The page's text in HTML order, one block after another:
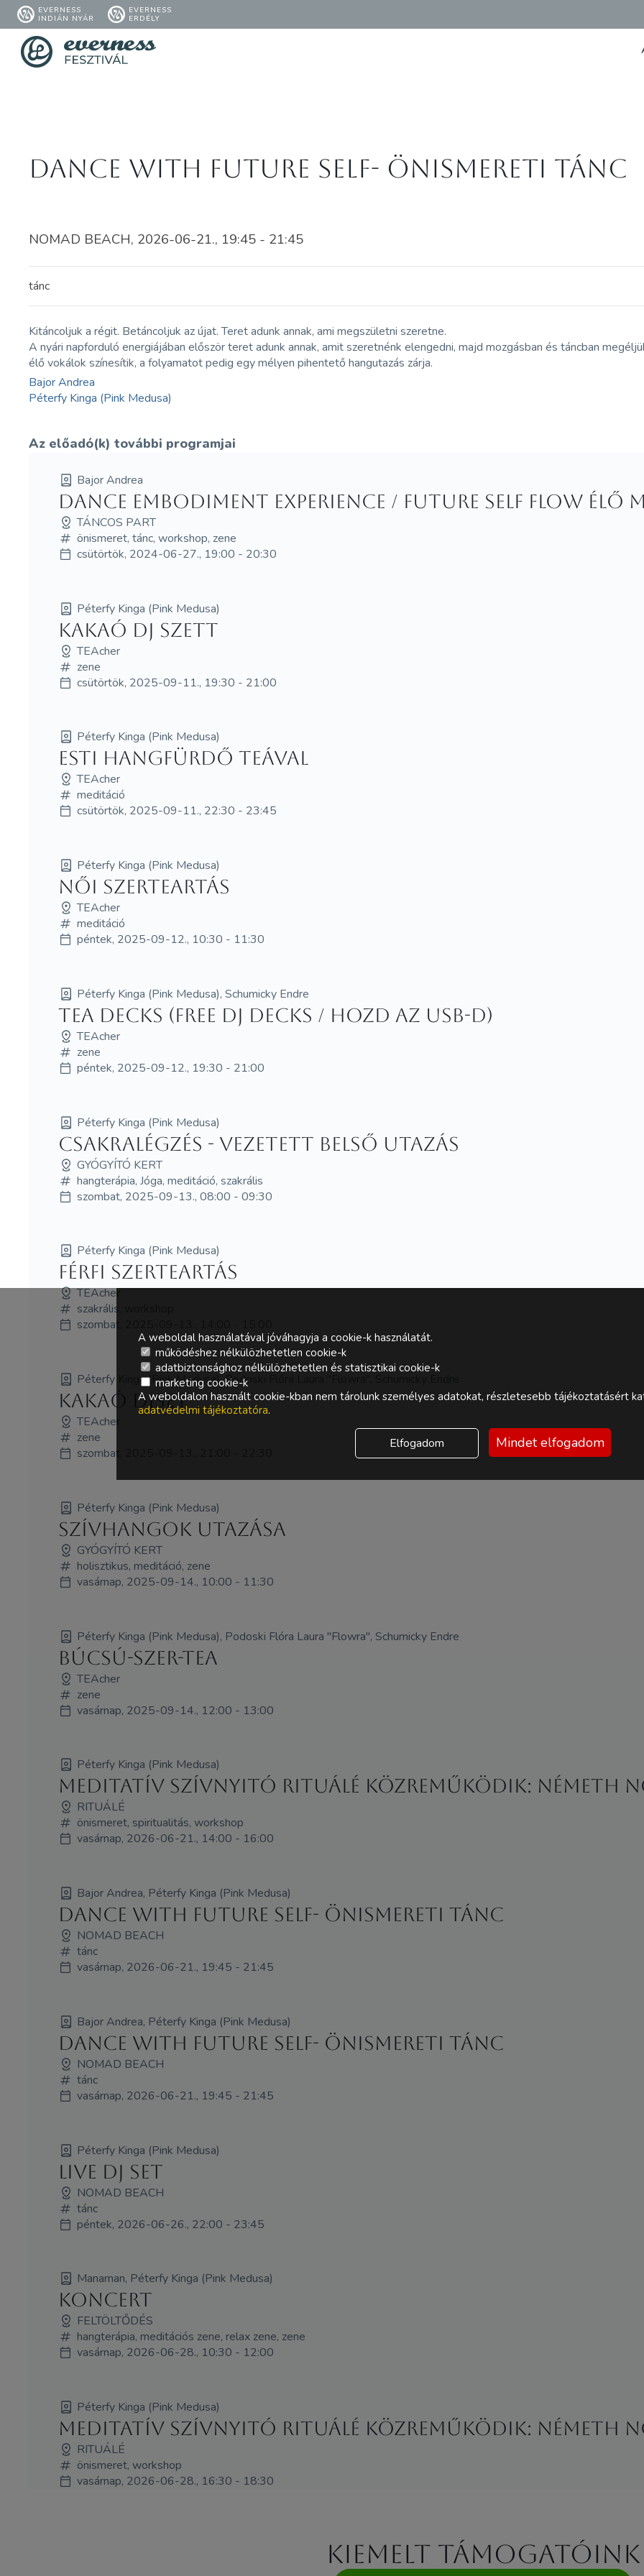
EVERNESS
INDIÁN NYÁR
EVERNESS
ERDÉLY
Dance with future self- önismereti tánc
NOMAD BEACH, 2026-06-21., 19:45 - 21:45
tánc
Kitáncoljuk a régit. Betáncoljuk az újat. Teret adunk annak, ami megszületni szeretne.
A nyári napforduló energiájában először teret adunk annak, amit szeretnénk elengedni, majd mozgásban és táncban
élő vokálok színesítik, a folyamatot pedig egy mélyen pihentető hangutazás zárja.
Bajor Andrea
Péterfy Kinga (Pink Medusa)
Az előadó(k) további programjai
Bajor Andrea
Dance Embodiment Experience / FUTURE SELF FLOW
TÁNCOS PART
önismeret, tánc, workshop, zene
csütörtök, 2024-06-27., 19:00 - 20:30
Péterfy Kinga (Pink Medusa)
Kakaó DJ szett
TEAcher
zene
csütörtök, 2025-09-11., 19:30 - 21:00
Péterfy Kinga (Pink Medusa)
Esti hangfürdő teával
TEAcher
meditáció
csütörtök, 2025-09-11., 22:30 - 23:45
Péterfy Kinga (Pink Medusa)
Női szerTEArtás
TEAcher
meditáció
péntek, 2025-09-12., 10:30 - 11:30
Péterfy Kinga (Pink Medusa), Schumicky Endre
Tea Decks (free DJ decks / hozd az USB-d)
TEAcher
zene
péntek, 2025-09-12., 19:30 - 21:00
Péterfy Kinga (Pink Medusa)
CsakraLégzés - Vezetett Belső Utazás
GYÓGYÍTÓ KERT
hangterápia, Jóga, meditáció, szakrális
szombat, 2025-09-13., 08:00 - 09:30
Péterfy Kinga (Pink Medusa)
Férfi szerTEArtás
TEAcher
szakrális, workshop
szombat, 2025-09-13., 14:00 - 15:00
Péterfy Kinga (Pink Medusa), Podoski Flóra Laura "Flowra", Schumicky Endre
Kakaó DJset
TEAcher
zene
szombat, 2025-09-13., 21:00 - 22:30
Péterfy Kinga (Pink Medusa)
Szívhangok utazása
GYÓGYÍTÓ KERT
holisztikus, meditáció, zene
vasárnap, 2025-09-14., 10:00 - 11:30
Péterfy Kinga (Pink Medusa), Podoski Flóra Laura "Flowra", Schumicky Endre
Búcsú-Szer-Tea
TEAcher
zene
vasárnap, 2025-09-14., 12:00 - 13:00
Péterfy Kinga (Pink Medusa)
Meditatív szívnyitó rituálé Közreműködik: Németh
RITUÁLÉ
önismeret, spiritualitás, workshop
vasárnap, 2026-06-21., 14:00 - 16:00
Bajor Andrea, Péterfy Kinga (Pink Medusa)
Dance with future self- önismereti tánc
NOMAD BEACH
tánc
vasárnap, 2026-06-21., 19:45 - 21:45
Bajor Andrea, Péterfy Kinga (Pink Medusa)
Dance with future self- önismereti tánc
NOMAD BEACH
tánc
vasárnap, 2026-06-21., 19:45 - 21:45
Péterfy Kinga (Pink Medusa)
Live DJ set
NOMAD BEACH
tánc
péntek, 2026-06-26., 22:00 - 23:45
Manaman, Péterfy Kinga (Pink Medusa)
koncert
FELTÖLTŐDÉS
hangterápia, meditációs zene, relax zene, zene
vasárnap, 2026-06-28., 10:30 - 12:00
Péterfy Kinga (Pink Medusa)
Meditatív szívnyitó rituálé Közreműködik: Németh
RITUÁLÉ
önismeret, workshop
vasárnap, 2026-06-28., 16:30 - 18:30
Kiemelt támogatóink
A weboldal használatával jóváhagyja a cookie-k használatát.
működéshez nélkülözhetetlen cookie-k
adatbiztonsághoz nélkülözhetetlen és statisztikai cookie-k
marketing cookie-k
A weboldalon használt cookie-kban nem tárolunk személyes adatokat, részletesebb tájékoztatásért
adatvédelmi tájékoztatóra.
Elfogadom Mindet elfogadom